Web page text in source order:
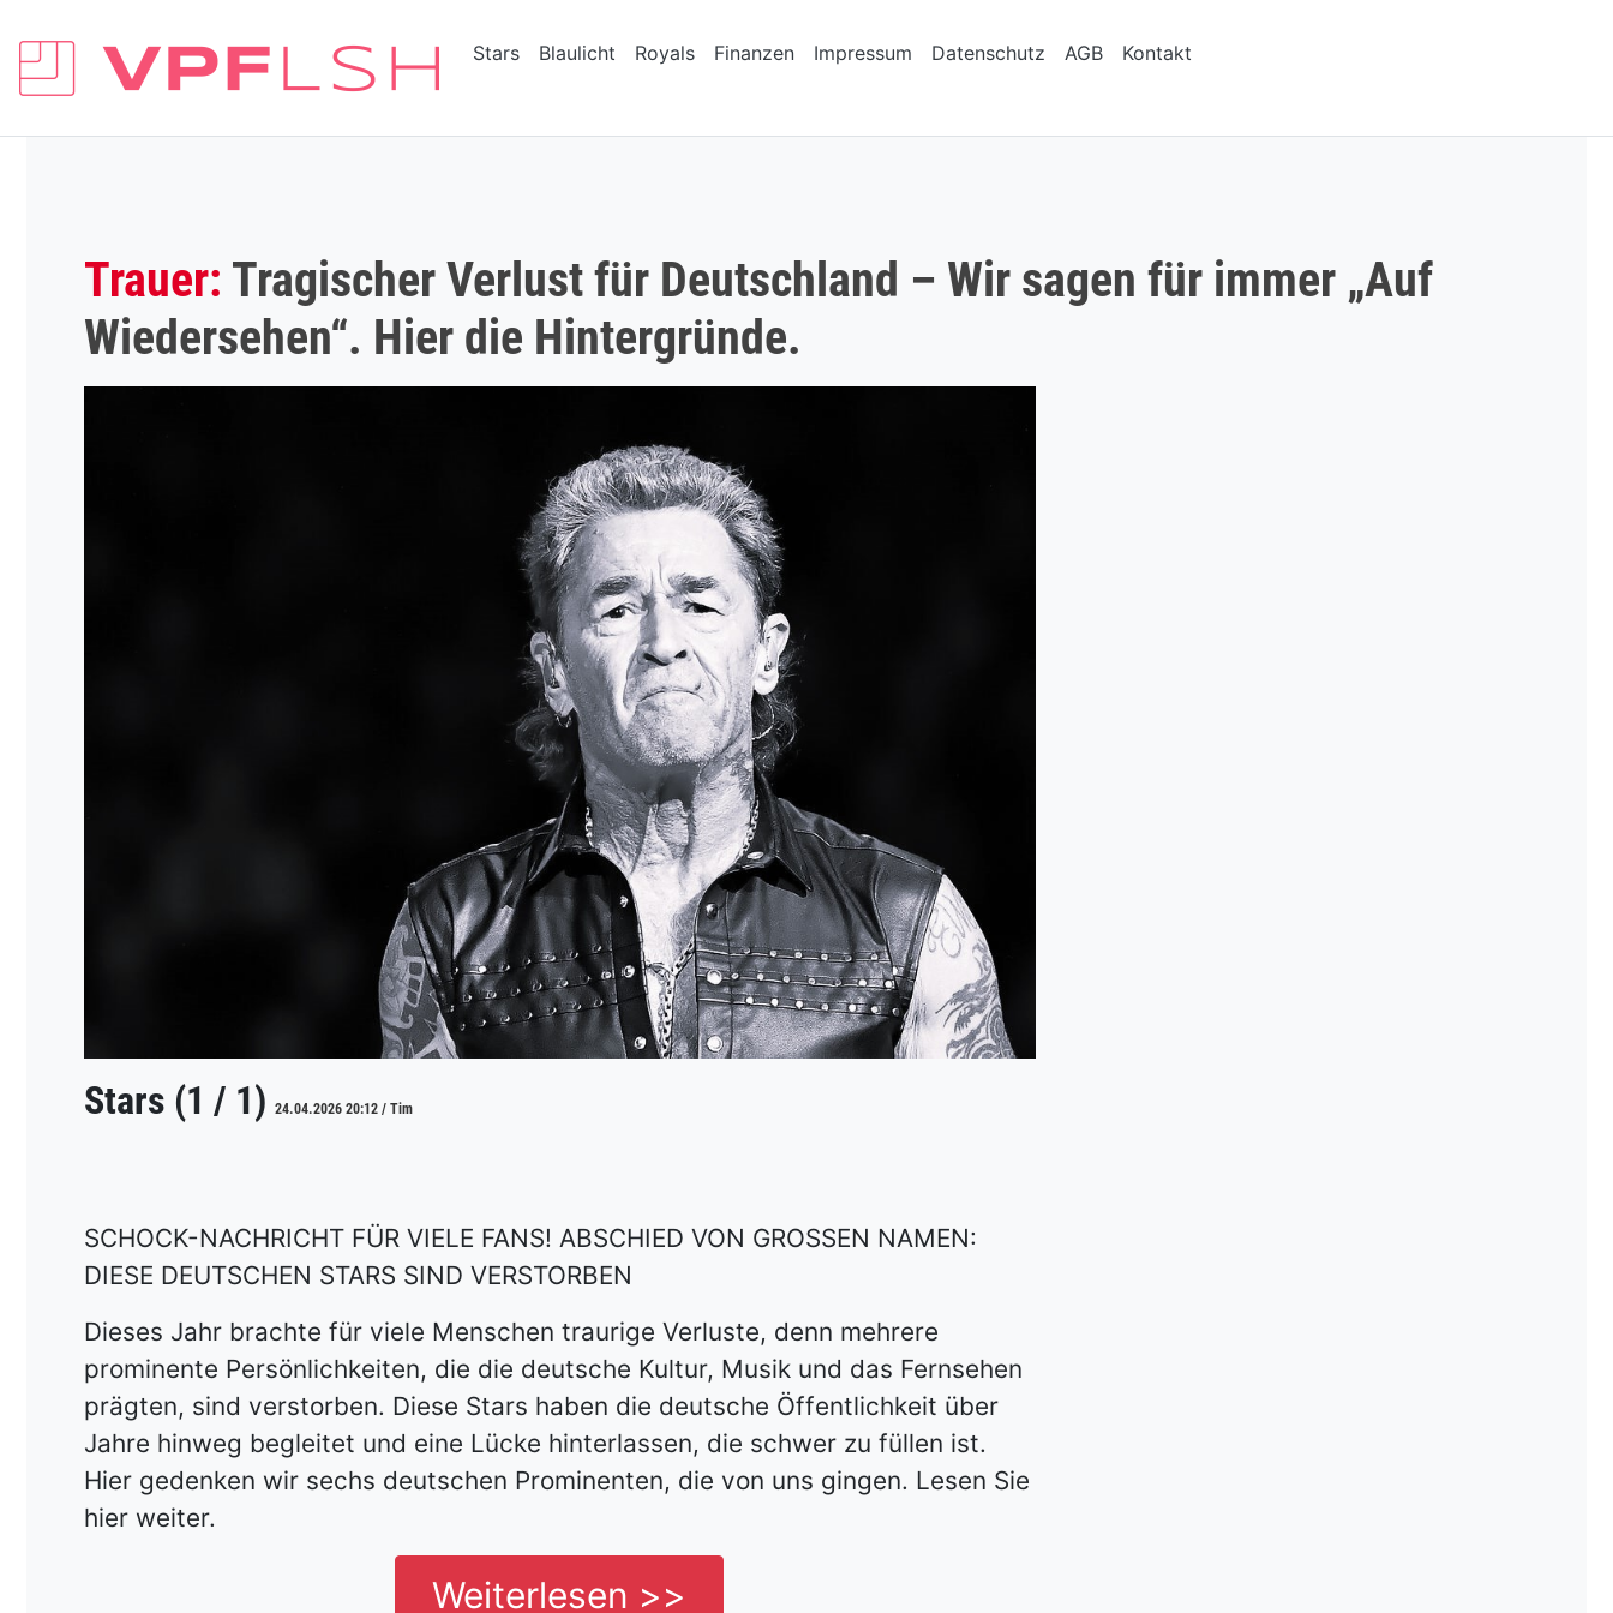
Stars Blaulicht Royals Finanzen Impressum Datenschutz AGB Kontakt
Trauer: Tragischer Verlust für Deutschland – Wir sagen für immer „Auf
Wiedersehen“. Hier die Hintergründe.
Stars (1 / 1) 24.04.2026 20:12 / Tim
SCHOCK-NACHRICHT FÜR VIELE FANS! ABSCHIED VON GROSSEN NAMEN:
DIESE DEUTSCHEN STARS SIND VERSTORBEN
Dieses Jahr brachte für viele Menschen traurige Verluste, denn mehrere
prominente Persönlichkeiten, die die deutsche Kultur, Musik und das Fernsehen
prägten, sind verstorben. Diese Stars haben die deutsche Öffentlichkeit über
Jahre hinweg begleitet und eine Lücke hinterlassen, die schwer zu füllen ist.
Hier gedenken wir sechs deutschen Prominenten, die von uns gingen. Lesen Sie
hier weiter.
Weiterlesen >>